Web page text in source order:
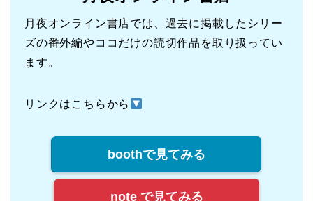
月夜オンライン書店では、過去に掲載したシリー
ズの番外編やココだけの読切作品を取り扱ってい
ます。
リンクはこちらから
boothで見てみる
note で見てみる